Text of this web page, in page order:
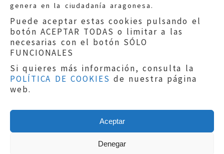
genera en la ciudadanía aragonesa.
Puede aceptar estas cookies pulsando el
botón ACEPTAR TODAS o limitar a las
necesarias con el botón SÓLO
FUNCIONALES
Si quieres más información, consulta la
POLÍTICA DE COOKIES de nuestra página
web.
Aceptar
Denegar
Teléfonos:900 210 210/
Aviso legal|Política de privacidad|
Protección de Datos
Política de cookies
Copyright © 2019El Justicia de Aragón|
Sephor Consulting